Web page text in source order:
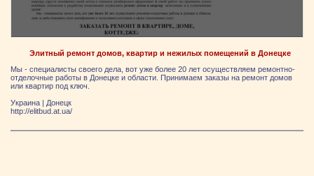
Элитный ремонт домов, квартир и нежилых помещений в Донецке
Мы - специалисты своего дела, вот уже более 20 лет осуществляем ремонтно-
отделочные работы в Донецке и области. Принимаем заказы на ремонт домов
или квартир под ключ.
Украина
Донецк
http://elitbud.at.ua/